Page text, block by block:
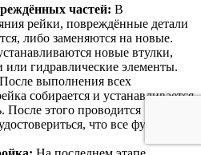
частей: В
рейки, повреждённые детали
либо заменяются на новые.
новые втулки,
или гидравлические элементы.
После выполнения всех
собирается и устанавливается
После этого проводится
что все функции